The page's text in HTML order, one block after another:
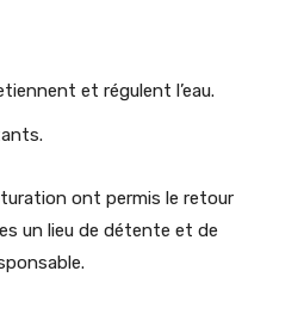
et régulent l’eau.
ont permis le retour
un lieu de détente et de